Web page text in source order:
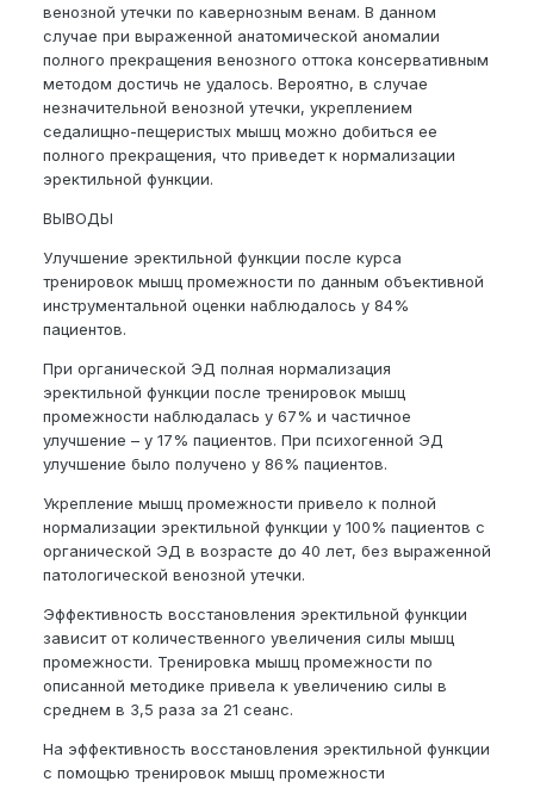
венозной утечки по кавернозным венам. В данном
случае при выраженной анатомической аномалии
полного прекращения венозного оттока консервативным
методом достичь не удалось. Вероятно, в случае
незначительной венозной утечки, укреплением
седалищно-пещеристых мышц можно добиться ее
полного прекращения, что приведет к нормализации
эректильной функции.
ВЫВОДЫ
Улучшение эректильной функции после курса
тренировок мышц промежности по данным объективной
инструментальной оценки наблюдалось у 84%
пациентов.
При органической ЭД полная нормализация
эректильной функции после тренировок мышц
промежности наблюдалась у 67% и частичное
улучшение – у 17% пациентов. При психогенной ЭД
улучшение было получено у 86% пациентов.
Укрепление мышц промежности привело к полной
нормализации эректильной функции у 100% пациентов с
органической ЭД в возрасте до 40 лет, без выраженной
патологической венозной утечки.
Эффективность восстановления эректильной функции
зависит от количественного увеличения силы мышц
промежности. Тренировка мышц промежности по
описанной методике привела к увеличению силы в
среднем в 3,5 раза за 21 сеанс.
На эффективность восстановления эректильной функции
с помощью тренировок мышц промежности